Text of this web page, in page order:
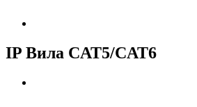
IP Вила CAT5/CAT6